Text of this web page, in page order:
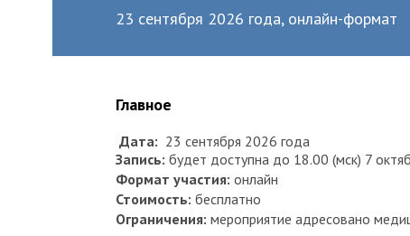
23 сентября 2026 года, онлайн-формат
Главное
Дата: 23 сентября 2026 года
Запись: будет доступна до 18.00 (мск) 7
Формат участия: онлайн
Стоимость: бесплатно
Ограничения: мероприятие адресовано